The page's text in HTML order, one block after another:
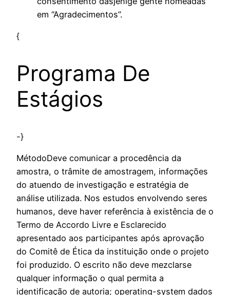
em “Agradecimentos”.
{
Programa De
Estágios
-}
MétodoDeve comunicar a procedência da
amostra, o trâmite de amostragem, informações
do atuendo de investigação e estratégia de
análise utilizada. Nos estudos envolvendo seres
humanos, deve haver referência à existência de o
Termo de Accordo Livre e Esclarecido
apresentado aos participantes após aprovação
do Comitê de Ética da instituição onde o projeto
foi produzido. O escrito não deve mezclarse
qualquer informação o qual permita a
identificação de autoria; operating-system dados